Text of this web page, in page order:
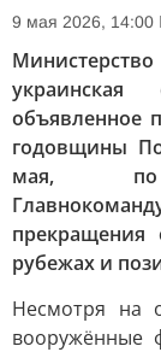
9 мая 2026, 14:00
украинская
объявленное
годовщины
мая, по
прекращения
рубежах и
Несмотря на
вооружённые